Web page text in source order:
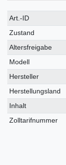
Technisches
Merkmal
Wert
Art.-ID
Zustand
Altersfreigabe
Modell
Hersteller
Herstellungsland
Inhalt
Zolltarifnummer